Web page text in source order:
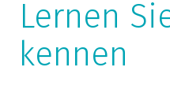
Lernen
kennen